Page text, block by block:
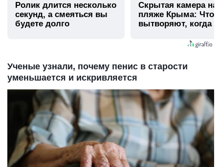
Ролик длится несколько
секунд, а смеяться вы
будете долго
Скрытая камера на
пляже Крыма: Что
вытворяют, когда
Ученые узнали, почему пенис в старости
уменьшается и искривляется